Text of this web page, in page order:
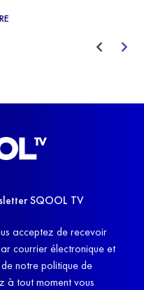
ses études
SQOOL TV
acceptez de recevoir
courrier électronique et
notre politique de
à tout moment vous